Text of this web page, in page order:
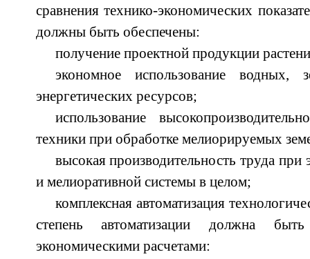
сравнения технико-экономических
должны быть обеспечены:
получение проектной продукции
экономное использование водных,
энергетических ресурсов;
использование
техники при обработке мелиорируемых
высокая производительность труда при
и мелиоративной системы в целом;
комплексная автоматизация
степень автоматизации должна
экономическими расчетами: